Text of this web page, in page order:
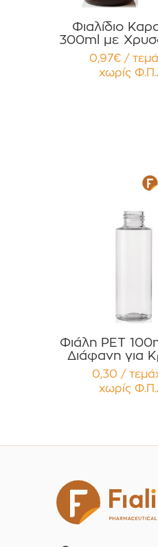
Φιαλίδιο
300ml με
για Χάπια ,
Διατροφής Συσκευασία
0,97€ /
χωρίς
Φιάλη PET
Διάφανη για
Έλαια,
Αντηλιακά Συσκευασία
0,30 /
χωρίς